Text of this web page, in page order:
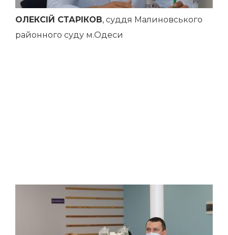
ОЛЕКСІЙ СТАРІКОВ, суддя Малиновського
районного суду м.Одеси